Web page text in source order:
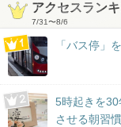
アクセスラン
7/31〜8/6
「バス停」
5時起きを
させる朝習慣